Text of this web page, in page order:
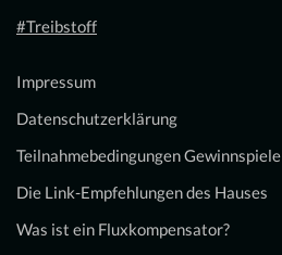
#Treibstoff
Impressum
Datenschutzerklärung
Teilnahmebedingungen Gewinnspiele
Die Link-Empfehlungen des Hauses
Was ist ein Fluxkompensator?